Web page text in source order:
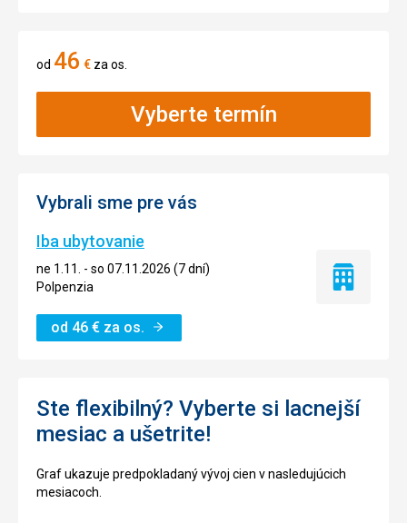
od 46 € za os.
Vyberte termín
Vybrali sme pre vás
Iba ubytovanie
ne 1.11. - so 07.11.2026 (7 dní)
Polpenzia
od 46 € za os.
Iba
Ste flexibilný? Vyberte si lacnejší
mesiac a ušetrite!
Graf ukazuje predpokladaný vývoj cien v nasledujúcich
mesiacoch.